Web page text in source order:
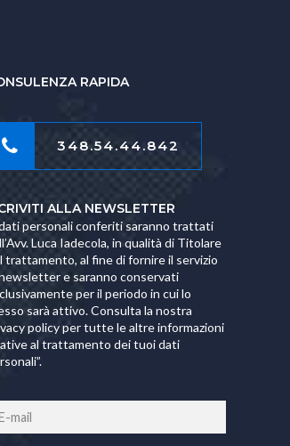
RAPIDA
348.54.44.842
ALLA NEWSLETTER
personali conferiti saranno trattati
Luca Iadecola, in qualità di Titolare
trattamento, al fine di fornire il servizio
e saranno conservati
per il periodo in cui lo
sarà attivo. Consulta la nostra
policy per tutte le altre informazioni
al trattamento dei tuoi dati